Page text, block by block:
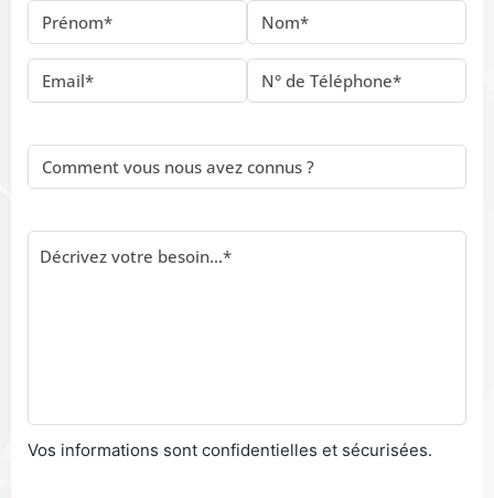
Vos informations sont confidentielles et sécurisées.